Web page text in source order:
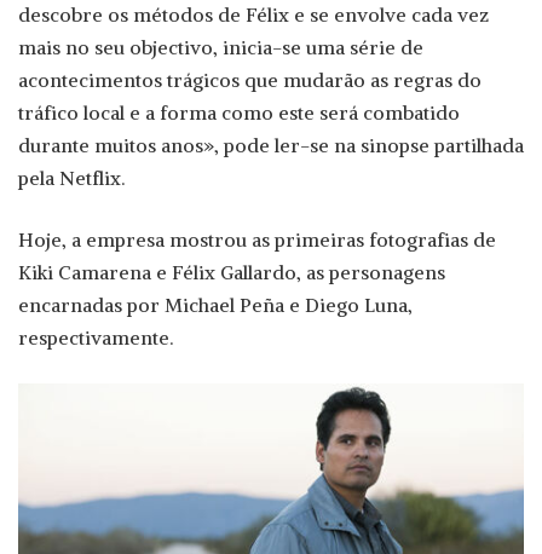
descobre os métodos de Félix e se envolve cada vez
mais no seu objectivo, inicia-se uma série de
acontecimentos trágicos que mudarão as regras do
tráfico local e a forma como este será combatido
durante muitos anos», pode ler-se na sinopse partilhada
pela Netflix.
Hoje, a empresa mostrou as primeiras fotografias de
Kiki Camarena e Félix Gallardo, as personagens
encarnadas por Michael Peña e Diego Luna,
respectivamente.